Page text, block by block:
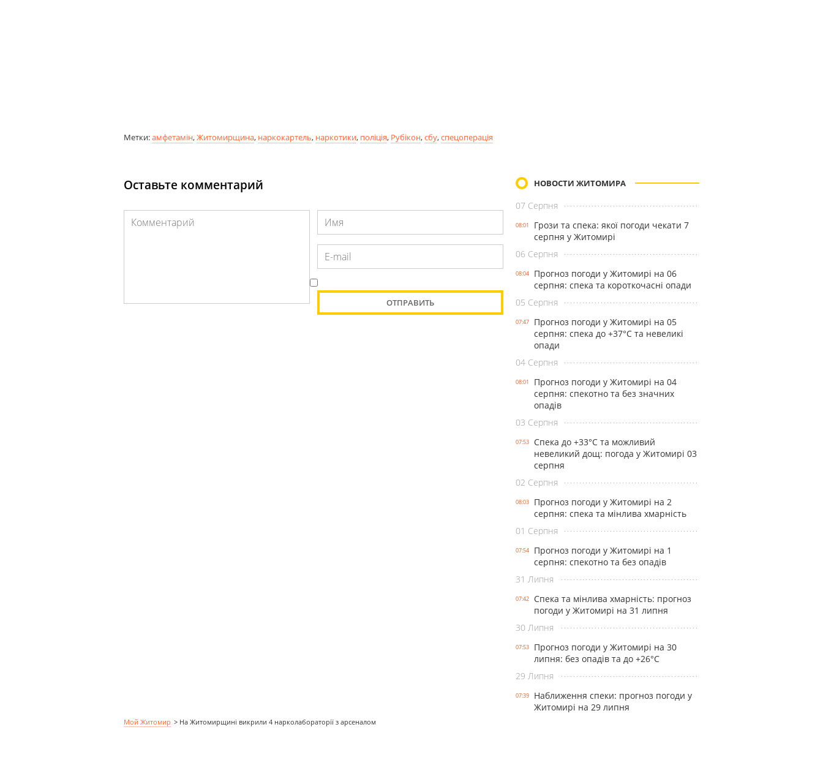
Метки:амфетамін,Житомирщина, наркокартель, наркотики, поліція, Рубікон,сбу,спецоперація
Оставьте комментарий НОВОСТИ ЖИТОМИРА
07 Серпня
08:01
Грози та спека: якої погоди чекати 7
серпня у Житомирі
06 Серпня
08:04
Прогноз погоди у Житомирі на 06
серпня: спека та короткочасні опади
05 Серпня
07:47
Прогноз погоди у Житомирі на 05
серпня: спека до +37°С та невеликі
опади
04 Серпня
08:01
Прогноз погоди у Житомирі на 04
серпня: спекотно та без значних
опадів
03 Серпня
07:53
Спека до +33°С та можливий
невеликий дощ: погода у Житомирі 03
серпня
02 Серпня
08:03
Прогноз погоди у Житомирі на 2
серпня: спека та мінлива хмарність
01 Серпня
07:54
Прогноз погоди у Житомирі на 1
серпня: спекотно та без опадів
31 Липня
07:42
Спека та мінлива хмарність: прогноз
погоди у Житомирі на 31 липня
30 Липня
07:53
Прогноз погоди у Житомирі на 30
липня: без опадів та до +26°С
29 Липня
07:39
Наближення спеки: прогноз погоди у
Житомирі на 29 липня
Мой Житомир > На Житомирщині викрили 4 нарколабораторії з арсеналом